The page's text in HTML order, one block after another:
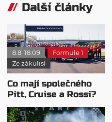
Další články
8.8. 18:09
Formule 1
Ze zákulisí
Co mají společného
Pitt, Cruise a Rossi?
Všichni řídili
monopost F1